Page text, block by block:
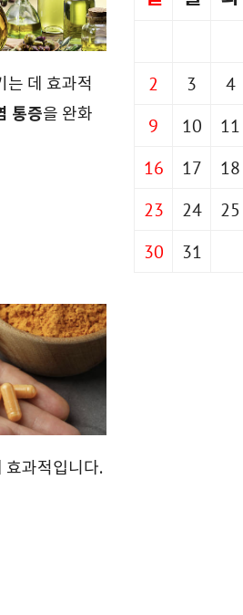
는 데 효과적
통증을 완화
효과적입니다.
2
3 4
9
10 11
16
17 18
23
24 25
30
31